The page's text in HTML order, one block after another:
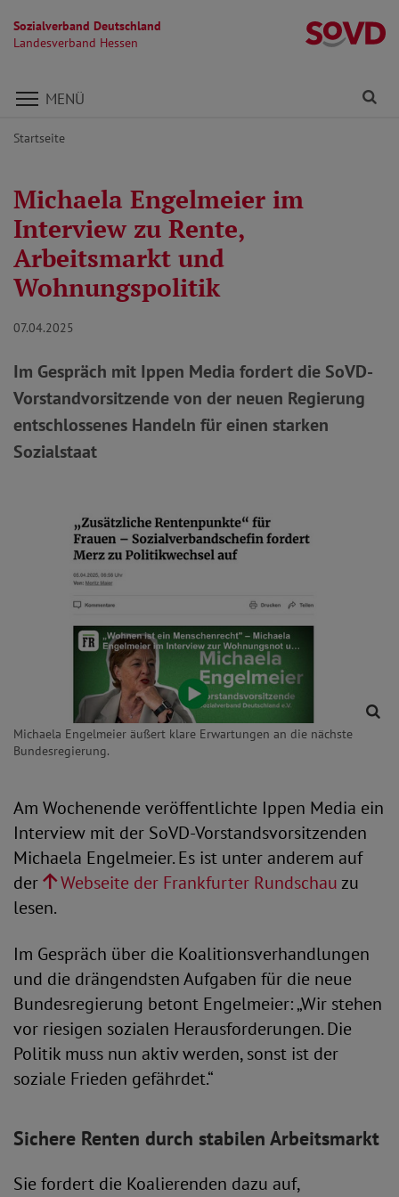
Sozialverband Deutschland
Landesverband Hessen
Direkt zu den Inhalten springen
MENÜ
Startseite
Michaela Engelmeier im
Interview zu Rente,
Arbeitsmarkt und
Wohnungspolitik
07.04.2025
Im Gespräch mit Ippen Media fordert die SoVD-
Vorstandvorsitzende von der neuen Regierung
entschlossenes Handeln für einen starken
Sozialstaat
Michaela Engelmeier äußert klare Erwartungen an die nächste
Bundesregierung.
Am Wochenende veröffentlichte Ippen Media ein
Interview mit der SoVD-Vorstandsvorsitzenden
Michaela Engelmeier. Es ist unter anderem auf
der
Webseite der Frankfurter Rundschau zu
lesen.
Im Gespräch über die Koalitionsverhandlungen
und die drängendsten Aufgaben für die neue
Bundesregierung betont Engelmeier: „Wir stehen
vor riesigen sozialen Herausforderungen. Die
Politik muss nun aktiv werden, sonst ist der
soziale Frieden gefährdet.“
Sichere Renten durch stabilen Arbeitsmarkt
Sie fordert die Koalierenden dazu auf,